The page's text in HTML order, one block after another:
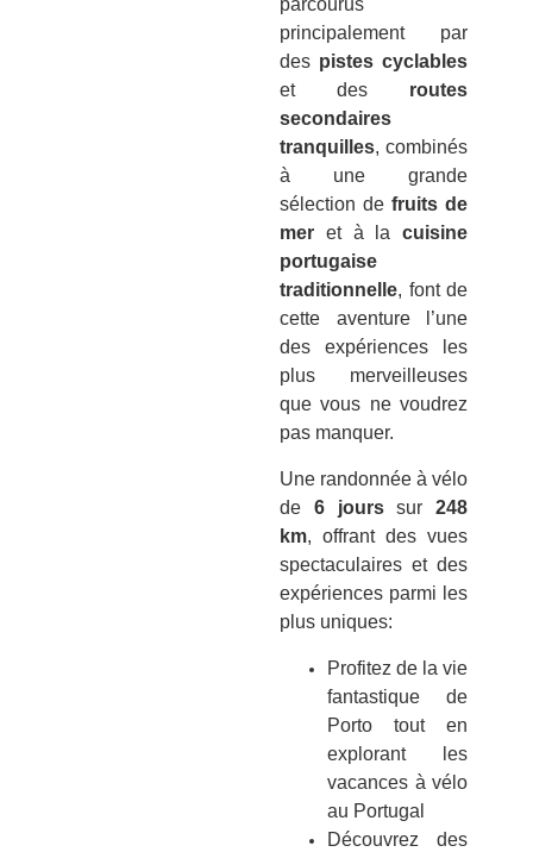
parcourus
principalement par
des pistes cyclables
et des routes
secondaires
tranquilles, combinés
à une grande
sélection de fruits de
mer et à la cuisine
portugaise
traditionnelle, font de
cette aventure l’une
des expériences les
plus merveilleuses
que vous ne voudrez
pas manquer.
Une randonnée à vélo
de 6 jourssur 248
km, offrant des vues
spectaculaires et des
expériences parmi les
plus uniques:
Profitez de la vie
fantastique de
Porto tout en
explorant les
vacances à vélo
au Portugal
Découvrez des